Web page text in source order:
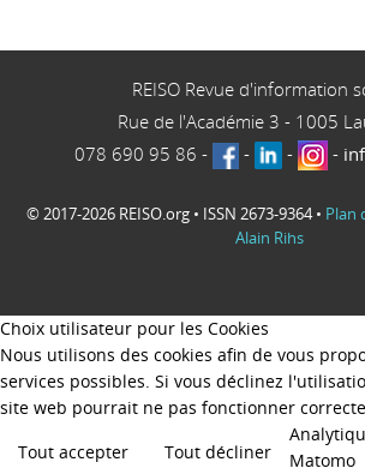
REISO Revue d'information
Rue de l'Académie 3 - 1005
078 690 95 86 - - - -
© 2017-2026 REISO.org • ISSN 2673-9364 • Plan
Alain Rihs
Choix utilisateur pour les Cookies
Nous utilisons des cookies afin de vous
services possibles. Si vous déclinez
site web pourrait ne pas fonctionner
Tout accepter
Tout décliner
Matomo